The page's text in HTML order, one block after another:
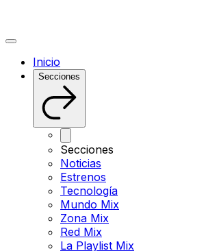
Inicio
Secciones
Secciones
Noticias
Estrenos
Tecnología
Mundo Mix
Zona Mix
Red Mix
La Playlist Mix